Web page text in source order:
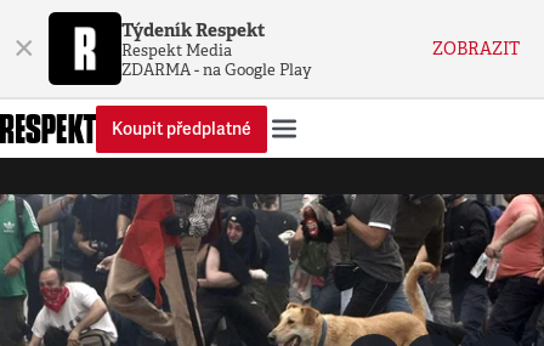
× Týdeník Respekt
Respekt Media
ZDARMA - na Google Play
ZOBRAZIT
Koupit předplatné